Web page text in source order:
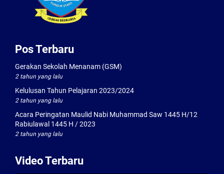
Pos Terbaru
Gerakan Sekolah Menanam (GSM)
2 tahun yang lalu
Kelulusan Tahun Pelajaran 2023/2024
2 tahun yang lalu
Acara Peringatan Maulid Nabi Muhammad Saw 1445 H/12
Rabiulawal 1445 H / 2023
2 tahun yang lalu
Video Terbaru